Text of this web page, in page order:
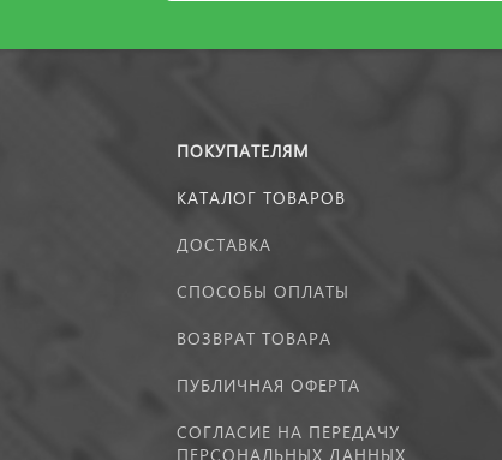
ПОКУПАТЕЛЯМ
КАТАЛОГ ТОВАРОВ
ДОСТАВКА
СПОСОБЫ ОПЛАТЫ
ВОЗВРАТ ТОВАРА
ПУБЛИЧНАЯ ОФЕРТА
СОГЛАСИЕ НА ПЕРЕДАЧУ
ПЕРСОНАЛЬНЫХ ДАННЫХ